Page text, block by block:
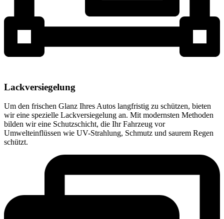
Lackversiegelung
Um den frischen Glanz Ihres Autos langfristig zu schützen, bieten
wir eine spezielle Lackversiegelung an. Mit modernsten Methoden
bilden wir eine Schutzschicht, die Ihr Fahrzeug vor
Umwelteinflüssen wie UV-Strahlung, Schmutz und saurem Regen
schützt.